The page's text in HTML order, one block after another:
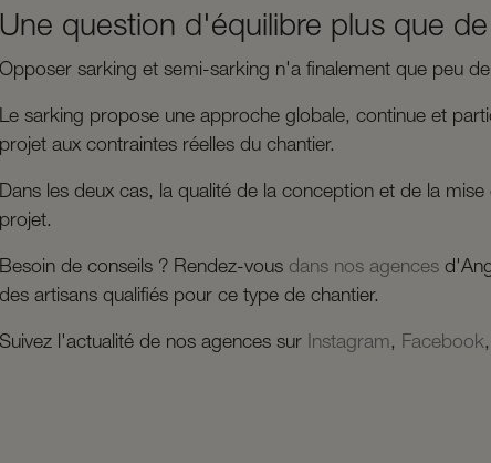
Une question d'équilibre plus que
Opposer sarking et semi-sarking n'a finalement que peu
Le sarking propose une approche globale, continue et
projet aux contraintes réelles du chantier.
Dans les deux cas, la qualité de la conception et de la
projet.
Besoin de conseils ? Rendez-vous dans nos agences
des artisans qualifiés pour ce type de chantier.
Suivez l'actualité de nos agences sur Instagram, Facebook,